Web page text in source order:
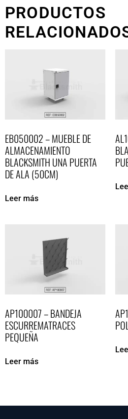
PRODUCTOS
EB050002 – MUEBLE DE
ALMACENAMIENTO
BLACKSMITH UNA PUERTA
DE ALA (50CM)
Leer más
AP100007 – BANDEJA
ESCURREMATRACES
PEQUEÑA
Leer más